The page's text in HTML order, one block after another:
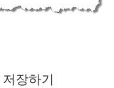
장하기